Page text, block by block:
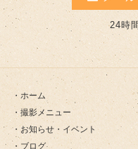
24時
ホーム
撮影メニュー
お知らせ・イベント
ブログ